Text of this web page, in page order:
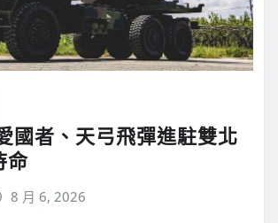
國者、天弓飛彈進駐雙北
命
8 月 6, 2026